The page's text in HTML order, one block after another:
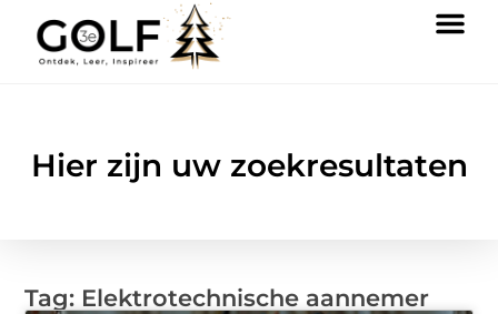
Hier zijn uw zoekresultaten
Tag: Elektrotechnische aannemer